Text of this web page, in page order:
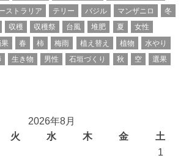
ストラリア テリー バジル マンザニロ
冬
収穫 収穫祭 台風 堆肥 夏
女性
春 柿 梅雨 植え替え 植物
水やり
生き物 男性 石垣づくり 秋 空
選果
2026年8月
火 水 木 金 土
1